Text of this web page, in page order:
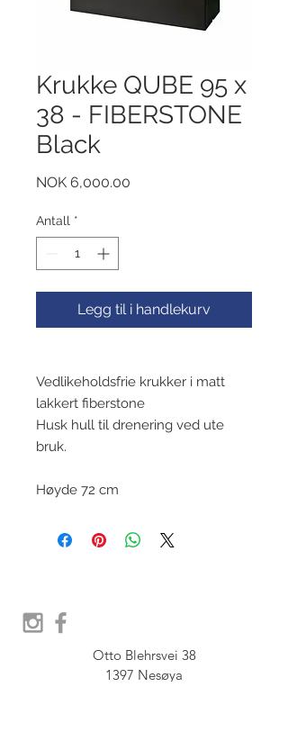
Krukke QUBE 95 x
38 - FIBERSTONE
Black
NOK 6,000.00
Antall *
Legg til i handlekurv
Vedlikeholdsfrie krukker i matt
lakkert fiberstone
Husk hull til drenering ved ute
bruk.
Høyde 72 cm
Otto Blehrsvei 38
1397 Nesøya